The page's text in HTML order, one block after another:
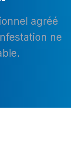
agréé
ne